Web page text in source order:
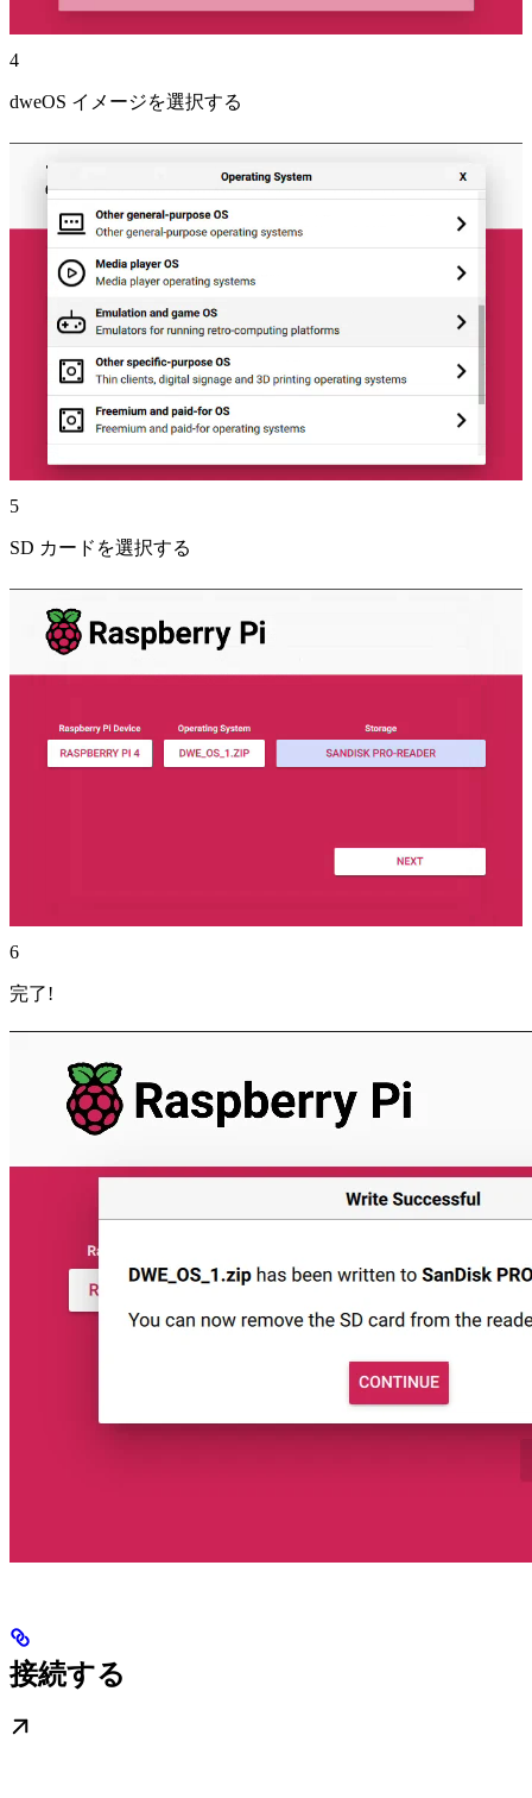
4
dweOS イメージを選択する
5
SD カードを選択する
6
完了!
接続する